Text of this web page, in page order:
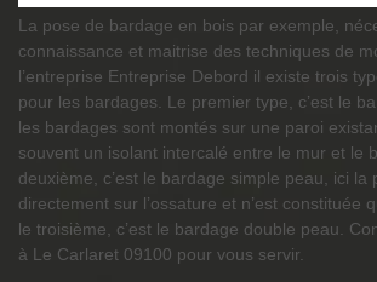
La pose de bardage en bois par exemple,
connaissance et maitrise des techniques de
l’entreprise Entreprise Debord il existe trois
pour les bardages. Le premier type, c’est le
les bardages sont montés sur une paroi
souvent un isolant intercalé entre le mur et le
deuxième, c’est le bardage simple peau, ici la
directement sur l’ossature et n’est constituée
le troisième, c’est le bardage double peau.
à Le Carlaret 09100 pour vous servir.